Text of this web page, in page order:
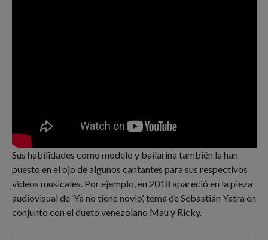
Sus habilidades como modelo y bailarina también la han
puesto en el ojo de algunos cantantes para sus respectivos
videos musicales. Por ejemplo, en 2018 apareció en la pieza
audiovisual de ‘Ya no tiene novio’, tema de Sebastián Yatra en
conjunto con el dueto venezolano Mau y Ricky.